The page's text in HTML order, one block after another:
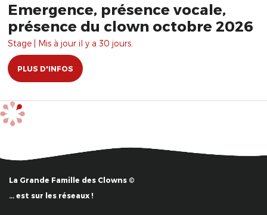
Emergence, présence vocale,
présence du clown octobre 2026
Stage | Mis à jour il y a 30 jours.
PLUS D'INFOS
La Grande Famille des Clowns ©
… est sur les réseaux !